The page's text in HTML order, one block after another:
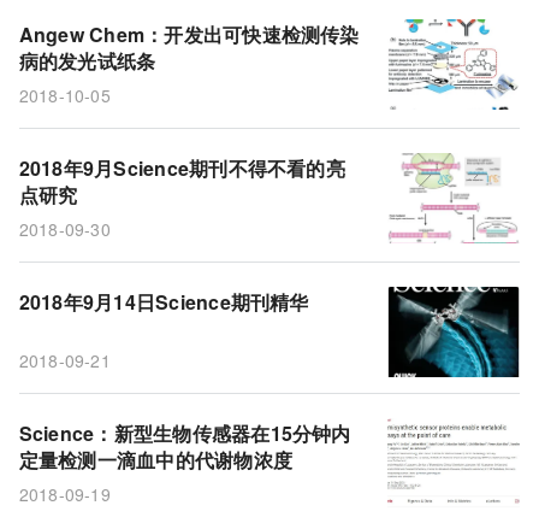
生物标志物
Angew Chem：开发出可快速检测传染
病的发光试纸条
2018-10-05
2018年9月Science期刊不得不看的亮
点研究
2018-09-30
2018年9月14日Science期刊精华
2018-09-21
Science：新型生物传感器在15分钟内
定量检测一滴血中的代谢物浓度
2018-09-19